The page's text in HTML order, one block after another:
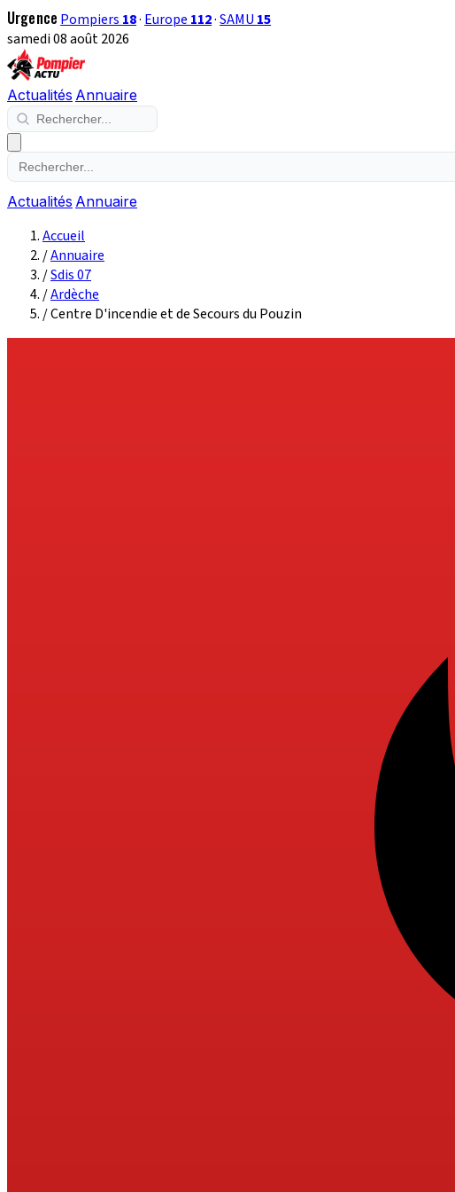
Urgence Pompiers 18· Europe 112·SAMU 15
samedi 08 août 2026
Actualités Annuaire
Actualités Annuaire
Accueil
/Annuaire
/Sdis 07
/Ardèche
/Centre D'incendie et de Secours du Pouzin